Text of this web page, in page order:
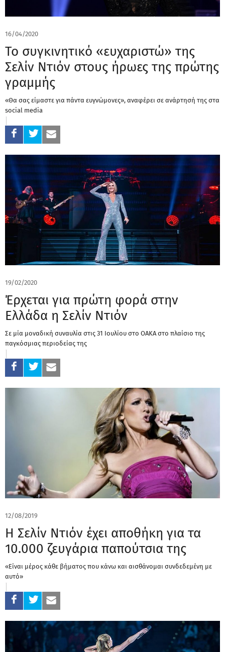
16/04/2020
Το συγκινητικό «ευχαριστώ» της
Σελίν Ντιόν στους ήρωες της πρώτης
γραμμής
«Θα σας είμαστε για πάντα ευγνώμονες», αναφέρει σε ανάρτησή της στα
social media
19/02/2020
Έρχεται για πρώτη φορά στην
Ελλάδα η Σελίν Ντιόν
Σε μία μοναδική συναυλία στις 31 Ιουλίου στο ΟΑΚΑ στο πλαίσιο της
παγκόσμιας περιοδείας της
12/08/2019
Η Σελίν Ντιόν έχει αποθήκη για τα
10.000 ζευγάρια παπούτσια της
«Είναι μέρος κάθε βήματος που κάνω και αισθάνομαι συνδεδεμένη με
αυτό»